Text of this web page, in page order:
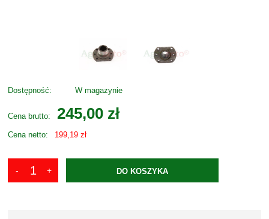
Dostępność: W magazynie
Cena brutto: 245,00 zł
Cena netto: 199,19 zł
DO KOSZYKA